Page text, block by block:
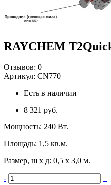
RAYCHEM
Отзывов: 0
Артикул: CN770
Есть в наличии
8 321 руб.
Мощность: 240 Вт.
Площадь: 1,5 кв.м.
Размер, ш х д: 0,5 х 3,0 м.
-
+